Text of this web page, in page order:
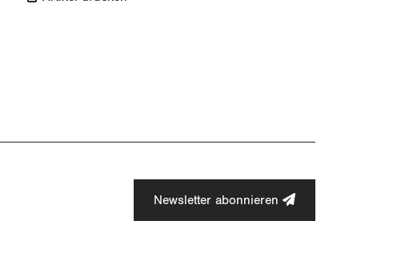
Newsletter abonnieren